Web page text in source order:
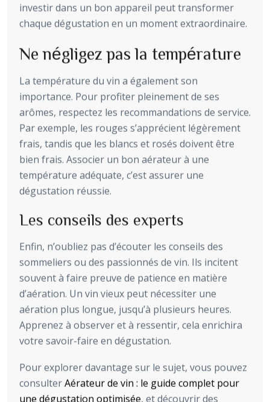
investir dans un bon appareil peut transformer
chaque dégustation en un moment extraordinaire.
Ne négligez pas la température
La température du vin a également son
importance. Pour profiter pleinement de ses
arômes, respectez les recommandations de service.
Par exemple, les rouges s’apprécient légèrement
frais, tandis que les blancs et rosés doivent être
bien frais. Associer un bon aérateur à une
température adéquate, c’est assurer une
dégustation réussie.
Les conseils des experts
Enfin, n’oubliez pas d’écouter les conseils des
sommeliers ou des passionnés de vin. Ils incitent
souvent à faire preuve de patience en matière
d’aération. Un vin vieux peut nécessiter une
aération plus longue, jusqu’à plusieurs heures.
Apprenez à observer et à ressentir, cela enrichira
votre savoir-faire en dégustation.
Pour explorer davantage sur le sujet, vous pouvez
consulterAérateur de vin : le guide complet pour
une dégustation optimisée, et découvrir des